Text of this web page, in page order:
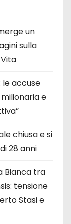
un
sulla
le accuse
e
chiusa e si
28 anni
Bianca tra
tensione
Stasi e